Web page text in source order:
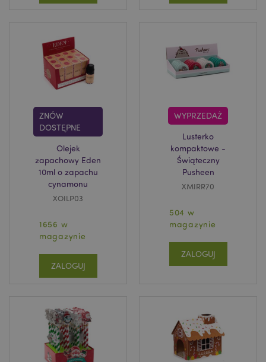
ZNÓW
DOSTĘPNE
Olejek
zapachowy Eden
10ml o zapachu
cynamonu
XOILP03
1656 w
magazynie
ZALOGUJ
WYPRZEDAŻ
Lusterko
kompaktowe -
Świąteczny
Pusheen
XMIRR70
504 w
magazynie
ZALOGUJ